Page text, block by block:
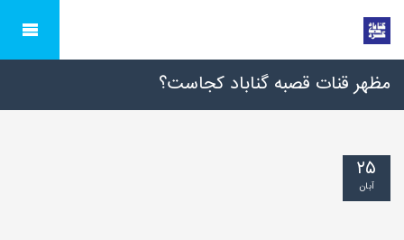
مظهر قنات قصبه گناباد کجاست؟
۲۵
آبان